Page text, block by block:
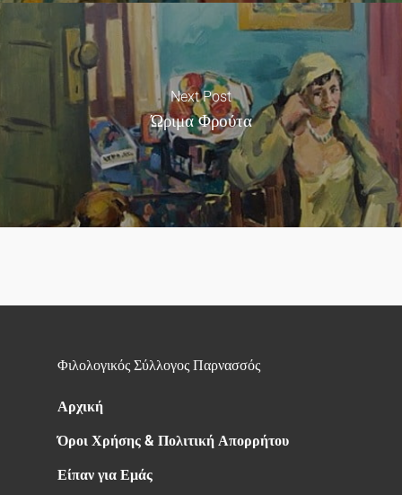
Next Post
Ώριμα Φρούτα
Φιλολογικός Σύλλογος Παρνασσός
Αρχική
Όροι Χρήσης & Πολιτική Απορρήτου
Είπαν για Εμάς